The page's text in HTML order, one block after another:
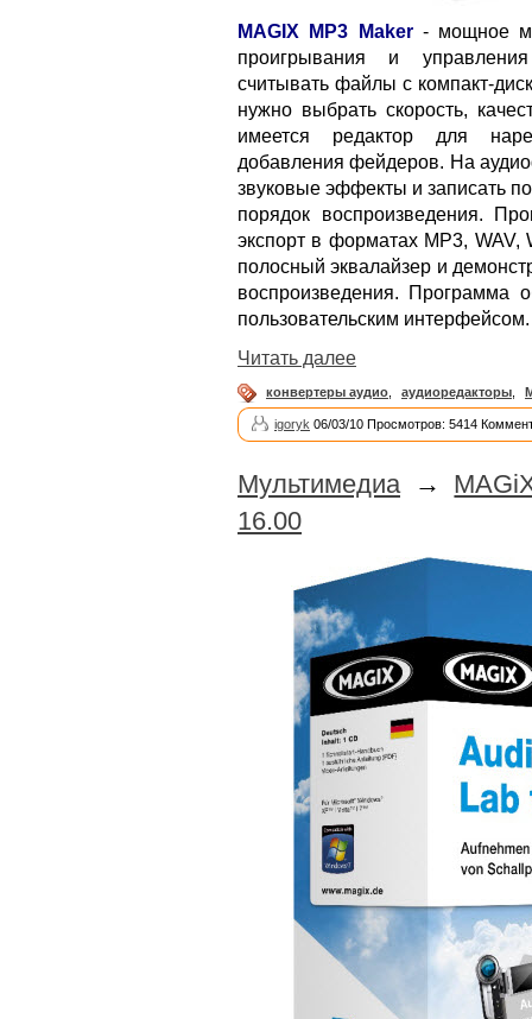
MAGIX MP3 Maker- мощное
проигрывания и
считывать файлы с компакт-
нужно выбрать скорость,
имеется редактор для
добавления фейдеров. На
звуковые эффекты и записать
порядок воспроизведения.
экспорт в форматах MP3,
полосный эквалайзер и
воспроизведения. Программа
пользовательским интерфейсом.
Читать далее
конвертеры аудио аудиоредакторы
igoryk 06/03/10 Просмотров: 5414
Мультимедиа →
16.00